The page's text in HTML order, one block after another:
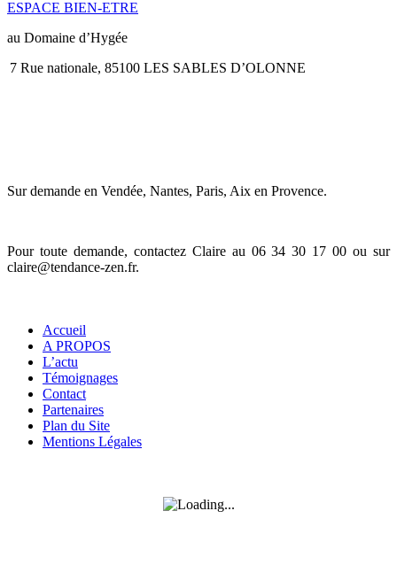
ESPACE BIEN-ETRE
au Domaine d’Hygée
7 Rue nationale, 85100 LES SABLES D’OLONNE
Sur demande en Vendée, Nantes, Paris, Aix en Provence.
Pour toute demande, contactez Claire au 06 34 30 17 00 ou sur
claire@tendance-zen.fr.
Accueil
A PROPOS
L’actu
Témoignages
Contact
Partenaires
Plan du Site
Mentions Légales